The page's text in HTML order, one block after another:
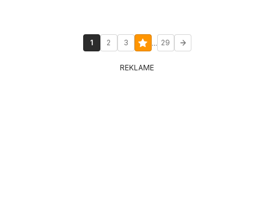
1 2 3 ... 29
REKLAME